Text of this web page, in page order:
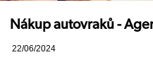
Nákup autovraků -
22/06/2024